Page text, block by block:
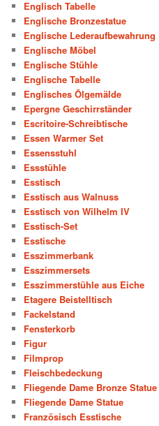
Englisch Tabelle
Englische Bronzestatue
Englische Lederaufbewahrung
Englische Möbel
Englische Stühle
Englische Tabelle
Englisches Ölgemälde
Epergne Geschirrständer
Escritoire-Schreibtische
Essen Warmer Set
Essensstuhl
Essstühle
Esstisch
Esstisch aus Walnuss
Esstisch von Wilhelm IV
Esstisch-Set
Esstische
Esszimmerbank
Esszimmersets
Esszimmerstühle aus Eiche
Etagere Beistelltisch
Fackelstand
Fensterkorb
Figur
Filmprop
Fleischbedeckung
Fliegende Dame Bronze Statue
Fliegende Dame Statue
Französisch Esstische